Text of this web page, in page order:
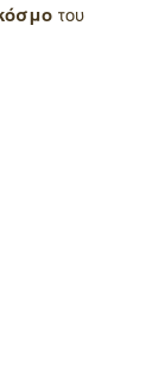
του